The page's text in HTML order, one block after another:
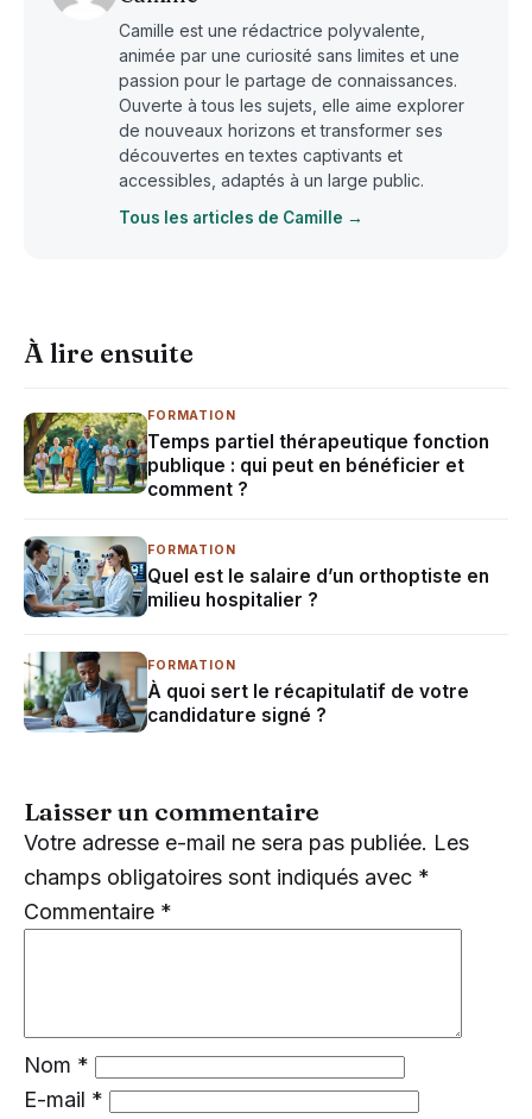
Camille est une rédactrice polyvalente,
animée par une curiosité sans limites et une
passion pour le partage de connaissances.
Ouverte à tous les sujets, elle aime explorer
de nouveaux horizons et transformer ses
découvertes en textes captivants et
accessibles, adaptés à un large public.
Tous les articles de Camille →
À lire ensuite
FORMATION
Temps partiel thérapeutique fonction
publique : qui peut en bénéficier et
comment ?
FORMATION
Quel est le salaire d’un orthoptiste en
milieu hospitalier ?
FORMATION
À quoi sert le récapitulatif de votre
candidature signé ?
Laisser un commentaire
Votre adresse e-mail ne sera pas publiée. Les
champs obligatoires sont indiqués avec *
Commentaire *
Nom *
E-mail *